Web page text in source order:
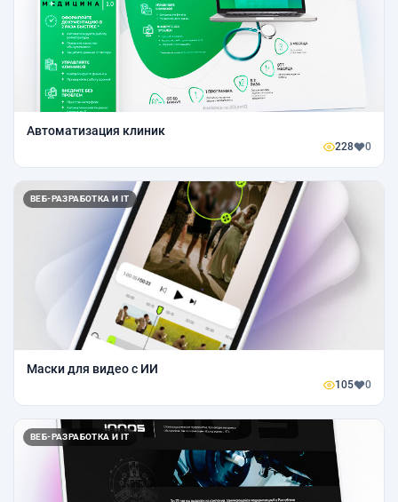
Автоматизация клиник
228 0
ВЕБ-РАЗРАБОТКА И IT
Маски для видео с ИИ
105 0
ВЕБ-РАЗРАБОТКА И IT